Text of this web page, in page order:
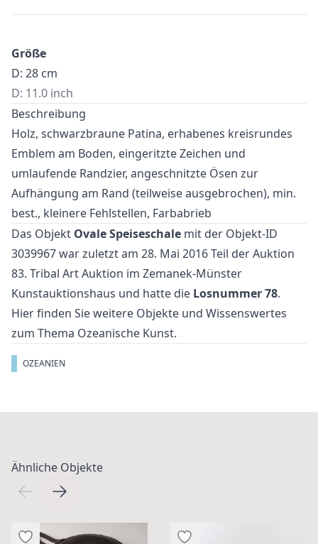
Größe
D: 28 cm
D: 11.0 inch
Beschreibung
Holz, schwarzbraune Patina, erhabenes kreisrundes
Emblem am Boden, eingeritzte Zeichen und
umlaufende Randzier, angeschnitzte Ösen zur
Aufhängung am Rand (teilweise ausgebrochen), min.
best., kleinere Fehlstellen, Farbabrieb
Das Objekt Ovale Speiseschale mit der Objekt-ID
3039967 war zuletzt am 28. Mai 2016 Teil der Auktion
83. Tribal Art Auktion im Zemanek-Münster
Kunstauktionshaus und hatte die Losnummer 78.
Hier finden Sie weitere Objekte und Wissenswertes
zum Thema Ozeanische Kunst.
OZEANIEN
Ähnliche Objekte